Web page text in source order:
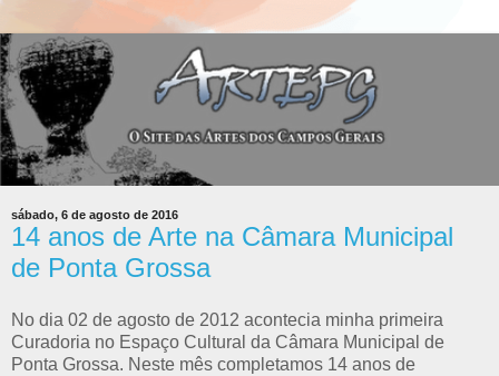
sábado, 6 de agosto de 2016
14 anos de Arte na Câmara Municipal
de Ponta Grossa
No dia 02 de agosto de 2012 acontecia minha primeira
Curadoria no Espaço Cultural da Câmara Municipal de
Ponta Grossa. Neste mês completamos 14 anos de